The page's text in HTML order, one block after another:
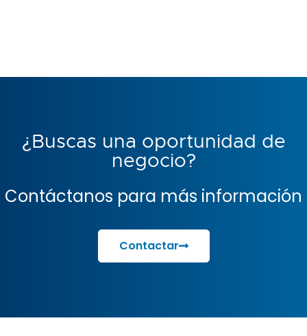
¿Buscas una oportunidad de
negocio?
Contáctanos para más información
Contactar